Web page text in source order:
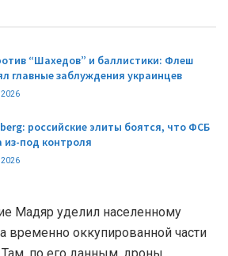
“Шахедов” и баллистики: Флеш
главные заблуждения украинцев
российские элиты боятся, что ФСБ
из-под контроля
Мадяр уделил населенному
временно оккупированной части